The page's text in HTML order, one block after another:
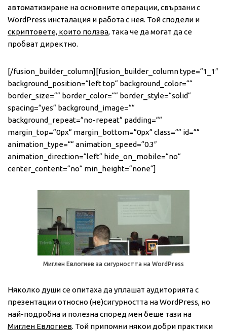
автоматизиране на основните операции, свързани с
WordPress инсталация и работа с нея. Той сподели и
скриптовете, които ползва, така че да могат да се
пробват директно.
[/fusion_builder_column][fusion_builder_column type=“1_1″
background_position=“left top“ background_color=““
border_size=““ border_color=““ border_style=“solid“
spacing=“yes“ background_image=““
background_repeat=“no-repeat“ padding=““
margin_top=“0px“ margin_bottom=“0px“ class=““ id=““
animation_type=““ animation_speed=“0.3″
animation_direction=“left“ hide_on_mobile=“no“
center_content=“no“ min_height=“none“]
Миглен Евлогиев за сигурността на WordPress
Няколко души се опитаха да уплашат аудиторията с
презентации относно (не)сигурността на WordPress, но
най-подробна и полезна според мен беше тази на
Миглен Евлогиев. Той припомни някои добри практики